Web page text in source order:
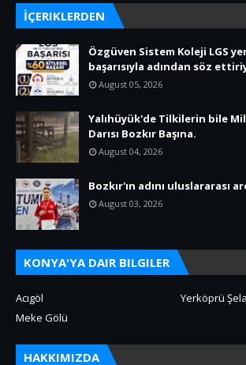
İÇERIKLERDEN
Özgüven Sistem Koleji LGS
başarısıyla adından söz
August 05, 2026
Yalıhüyük'de Tilkilerin bile
Darısı Bozkır Başına.
August 04, 2026
Bozkır'ın adını uluslararası
August 03, 2026
KONYA'YA DAIR BILGILER
Acıgöl
Yerköprü
Meke Gölü
HAKKIMIZDA